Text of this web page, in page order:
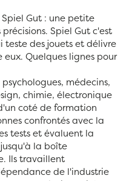
Gut : une petite
Spiel Gut c'est
des jouets et délivre
Quelques lignes pour
médecins,
chimie, électronique
coté de formation
confrontés avec la
tests et évaluent la
la boîte
Ils travaillent
de l'industrie